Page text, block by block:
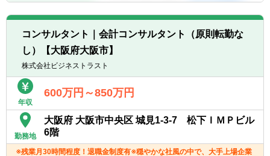
■CEOの右腕であるコーポレートの中核部門
として、高い専門性を持ちながらIHIグループ
全体の決算・開示をリードしていくことがで
■連結決算をとりまとめながら、株式市場と
の対話の基礎となる成長戦略ストーリー策定
にも携わることができます。
■オペレーショナルエクセレンスを目指し、
定などの企画系業務にも携わる機会がありま
コンサルタント｜会計コンサルタント（原則転勤な
し）【大阪府大阪市】
株式会社ビジネストラスト
年収
600万円～850万円
勤務地
大阪府 大阪市中央区 城見1-3-7 松下ＩＭＰビル
6階
※残業月30時間程度！退職金制度有※穏やかな社風の中で、大手上場企業